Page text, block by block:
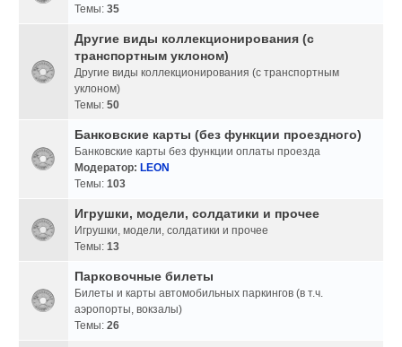
Темы:35
Другие виды коллекционирования (с
транспортным уклоном)
Другие виды коллекционирования (с транспортным
уклоном)
Темы:50
Банковские карты (без функции проездного)
Банковские карты без функции оплаты проезда
Модератор: LEON
Темы:103
Игрушки, модели, солдатики и прочее
Игрушки, модели, солдатики и прочее
Темы:13
Парковочные билеты
Билеты и карты автомобильных паркингов (в т.ч.
аэропорты, вокзалы)
Темы:26